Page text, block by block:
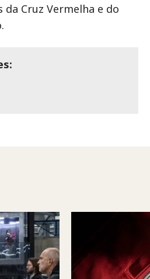
Cruz Vermelha e do